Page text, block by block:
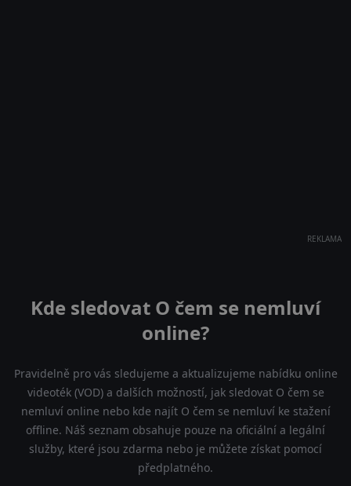
REKLAMA
Kde sledovat O čem se nemluví
online?
Pravidelně pro vás sledujeme a aktualizujeme nabídku online
videoték (VOD) a dalších možností, jak sledovat O čem se
nemluví online nebo kde najít O čem se nemluví ke stažení
offline. Náš seznam obsahuje pouze na oficiální a legální
služby, které jsou zdarma nebo je můžete získat pomocí
předplatného.